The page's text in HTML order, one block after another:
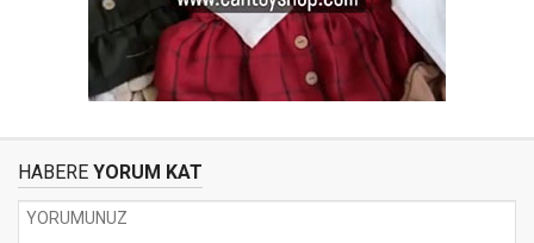
HABERE YORUM KAT